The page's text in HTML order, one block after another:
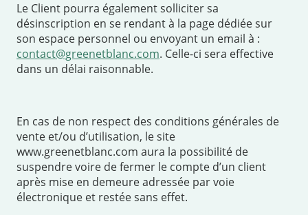
Le Client pourra également solliciter sa
désinscription en se rendant à la page dédiée sur
son espace personnel ou envoyant un email à :
contact@greenetblanc.com. Celle-ci sera effective
dans un délai raisonnable.
En cas de non respect des conditions générales de
vente et/ou d’utilisation, le site
www.greenetblanc.com aura la possibilité de
suspendre voire de fermer le compte d’un client
après mise en demeure adressée par voie
électronique et restée sans effet.